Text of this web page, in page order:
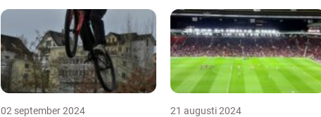
02 september 2024 21 augusti 2024